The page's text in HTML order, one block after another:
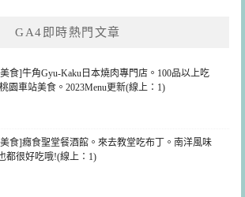
GA4即時熱門文章
食]牛角Gyu-Kaku日本燒肉專門店。100品以上吃
園車站美食。2023Menu更新(線上：1)
食]癮食聖堂餐酒館。來去教堂吃布丁。南洋風味
都很好吃哦!(線上：1)